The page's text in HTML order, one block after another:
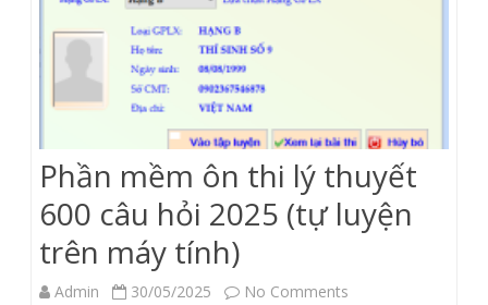
Phần mềm ôn thi lý thuyết
600 câu hỏi 2025 (tự luyện
trên máy tính)
Admin 30/05/2025 No Comments